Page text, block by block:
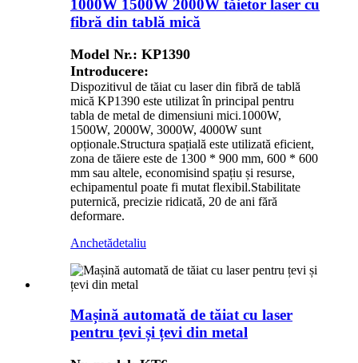
1000W 1500W 2000W tăietor laser cu
fibră din tablă mică
Model Nr.: KP1390
Introducere:
Dispozitivul de tăiat cu laser din fibră de tablă
mică KP1390 este utilizat în principal pentru
tabla de metal de dimensiuni mici.1000W,
1500W, 2000W, 3000W, 4000W sunt
opționale.Structura spațială este utilizată eficient,
zona de tăiere este de 1300 * 900 mm, 600 * 600
mm sau altele, economisind spațiu și resurse,
echipamentul poate fi mutat flexibil.Stabilitate
puternică, precizie ridicată, 20 de ani fără
deformare.
Anchetădetaliu
Mașină automată de tăiat cu laser
pentru țevi și țevi din metal